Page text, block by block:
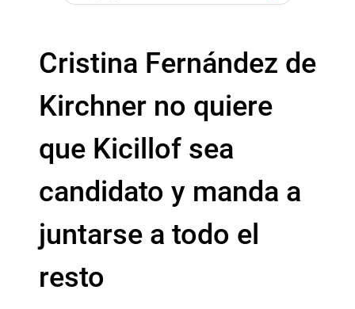
Cristina Fernández de
Kirchner no quiere
que Kicillof sea
candidato y manda a
juntarse a todo el
resto